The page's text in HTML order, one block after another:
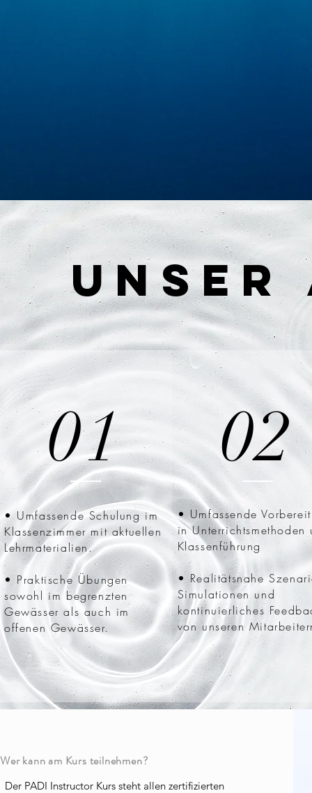
Unser
01
• Umfassende Schulung im
Klassenzimmer mit aktuellen
Lehrmaterialien.
• Praktische Übungen
sowohl im begrenzten
Gewässer als auch im
offenen Gewässer.
02
• Umfassende
in Unterrichtsmethoden
Klassenführung
• Realitätsnahe
Simulationen und
kontinuierliches
von unseren
Wer kann am Kurs teilnehmen?
Der PADI Instructor Kurs steht allen zertifizierten